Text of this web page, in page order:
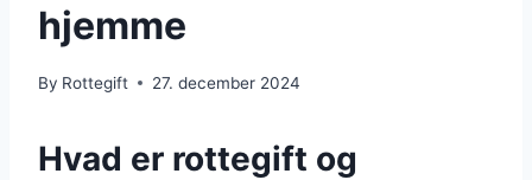
hjemme
By Rottegift 27. december 2024
Hvad er rottegift og